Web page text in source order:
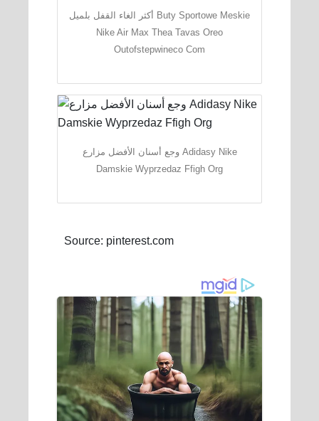
أكثر الغاء القفل بلميل Buty Sportowe Meskie
Nike Air Max Thea Tavas Oreo
Outofstepwineco Com
وجع أسنان الأفضل مزارع Adidasy Nike
Damskie Wyprzedaz Ffigh Org
Source: pinterest.com